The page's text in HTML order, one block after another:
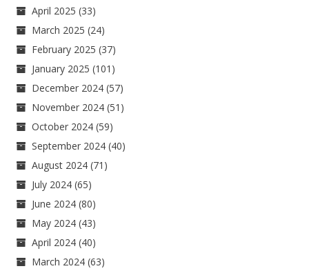
April 2025 (33)
March 2025 (24)
February 2025 (37)
January 2025 (101)
December 2024 (57)
November 2024 (51)
October 2024 (59)
September 2024 (40)
August 2024 (71)
July 2024 (65)
June 2024 (80)
May 2024 (43)
April 2024 (40)
March 2024 (63)